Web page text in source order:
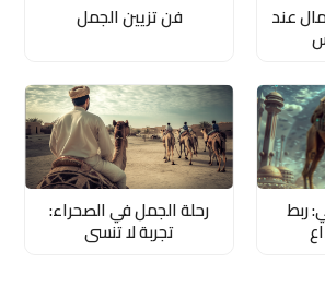
عند فن تزيين الجمل
ربط رحلة الجمل في الصحراء:
تجربة لا تنسى